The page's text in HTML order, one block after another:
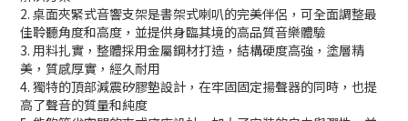
2. 桌面夾緊式音響支架是書架式喇叭的完美伴侶，可全面調整最
佳聆聽角度和高度，並提供身臨其境的高品質音樂體驗
3. 用料扎實，整體採用金屬鋼材打造，結構硬度高強，塗層精
美，質感厚實，經久耐用
4. 獨特的頂部減震矽膠墊設計，在牢固固定揚聲器的同時，也提
高了聲音的質量和純度